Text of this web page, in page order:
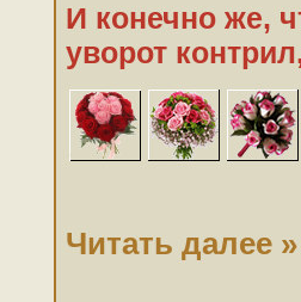
И конечно же,
уворот
Читать далее »